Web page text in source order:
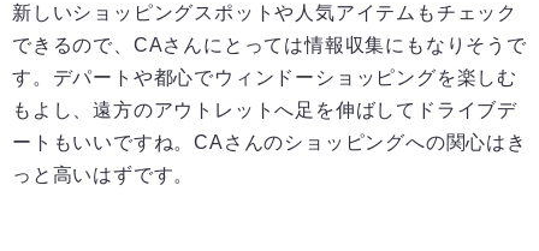
新しいショッピングスポットや人気アイテムもチェック
できるので、CAさんにとっては情報収集にもなりそうで
す。デパートや都心でウィンドーショッピングを楽しむ
もよし、遠方のアウトレットへ足を伸ばしてドライブデ
ートもいいですね。CAさんのショッピングへの関心はき
っと高いはずです。